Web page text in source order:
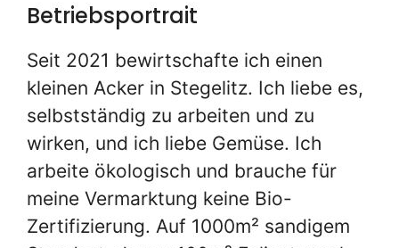
Betriebsportrait
Seit 2021 bewirtschafte ich einen
kleinen Acker in Stegelitz. Ich liebe es,
selbstständig zu arbeiten und zu
wirken, und ich liebe Gemüse. Ich
arbeite ökologisch und brauche für
meine Vermarktung keine Bio-
Zertifizierung. Auf 1000m² sandigem